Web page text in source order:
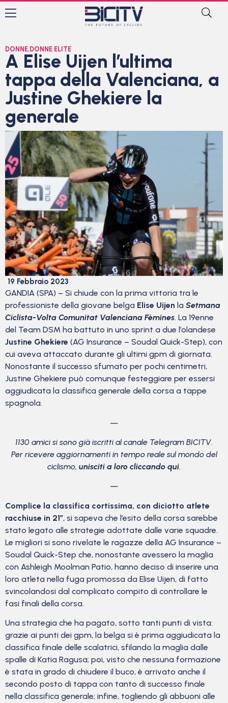
DONNE, DONNE ELITE
A Elise Uijen l’ultima
tappa della Valenciana, a
Justine Ghekiere la
generale
19 Febbraio 2023
GANDIA (SPA) – Si chiude con la prima vittoria tra le
professioniste della giovane belga Elise Uijen la Setmana
Ciclista-Volta Comunitat Valenciana Fèmines. La 19enne
del Team DSM ha battuto in uno sprint a due l’olandese
Justine Ghekiere (AG Insurance – Soudal Quick-Step), con
cui aveva attaccato durante gli ultimi gpm di giornata.
Nonostante il successo sfumato per pochi centimetri,
Justine Ghekiere può comunque festeggiare per essersi
aggiudicata la classifica generale della corsa a tappe
spagnola.
—
1130 amici si sono già iscritti al canale Telegram BICITV.
Per ricevere aggiornamenti in tempo reale sul mondo del
ciclismo, unisciti a loro cliccando qui.
—
Complice la classifica cortissima, con diciotto atlete
racchiuse in 21″, si sapeva che l’esito della corsa sarebbe
stato legato alle strategie adottate dalle varie squadre.
Le migliori si sono rivelate le ragazze della AG Insurance –
Soudal Quick-Step che, nonostante avessero la maglia
con Ashleigh Moolman Patio, hanno deciso di inserire una
loro atleta nella fuga promossa da Elise Uijen, di fatto
svincolandosi dal complicato compito di controllare le
fasi finali della corsa.
Una strategia che ha pagato, sotto tanti punti di vista:
grazie ai punti dei gpm, la belga si è prima aggiudicata la
classifica finale delle scalatrici, sfilando la maglia dalle
spalle di Katia Ragusa; poi, visto che nessuna formazione
è stata in grado di chiudere il buco, è arrivato anche il
secondo posto di tappa con tanto di successo finale
nella classifica generale; infine, togliendo gli abbuoni alle